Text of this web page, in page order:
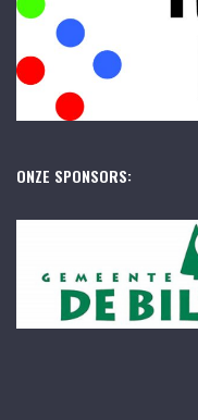
ONZE SPONSORS: